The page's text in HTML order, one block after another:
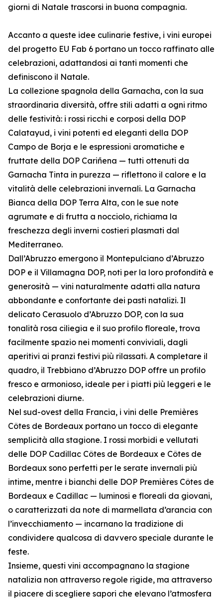
giorni di Natale trascorsi in buona compagnia.
Accanto a queste idee culinarie festive, i vini europei
del progetto EU Fab 6 portano un tocco raffinato alle
celebrazioni, adattandosi ai tanti momenti che
definiscono il Natale.
La collezione spagnola della Garnacha, con la sua
straordinaria diversità, offre stili adatti a ogni ritmo
delle festività: i rossi ricchi e corposi della DOP
Calatayud, i vini potenti ed eleganti della DOP
Campo de Borja e le espressioni aromatiche e
fruttate della DOP Cariñena — tutti ottenuti da
Garnacha Tinta in purezza — riflettono il calore e la
vitalità delle celebrazioni invernali. La Garnacha
Bianca della DOP Terra Alta, con le sue note
agrumate e di frutta a nocciolo, richiama la
freschezza degli inverni costieri plasmati dal
Mediterraneo.
Dall’Abruzzo emergono il Montepulciano d’Abruzzo
DOP e il Villamagna DOP, noti per la loro profondità e
generosità — vini naturalmente adatti alla natura
abbondante e confortante dei pasti natalizi. Il
delicato Cerasuolo d’Abruzzo DOP, con la sua
tonalità rosa ciliegia e il suo profilo floreale, trova
facilmente spazio nei momenti conviviali, dagli
aperitivi ai pranzi festivi più rilassati. A completare il
quadro, il Trebbiano d’Abruzzo DOP offre un profilo
fresco e armonioso, ideale per i piatti più leggeri e le
celebrazioni diurne.
Nel sud-ovest della Francia, i vini delle Premières
Côtes de Bordeaux portano un tocco di elegante
semplicità alla stagione. I rossi morbidi e vellutati
delle DOP Cadillac Côtes de Bordeaux e Côtes de
Bordeaux sono perfetti per le serate invernali più
intime, mentre i bianchi delle DOP Premières Côtes de
Bordeaux e Cadillac — luminosi e floreali da giovani,
o caratterizzati da note di marmellata d’arancia con
l’invecchiamento — incarnano la tradizione di
condividere qualcosa di davvero speciale durante le
feste.
Insieme, questi vini accompagnano la stagione
natalizia non attraverso regole rigide, ma attraverso
il piacere di scegliere sapori che elevano l’atmosfera